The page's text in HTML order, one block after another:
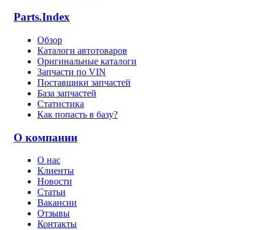
Parts.Index
Обзор
Каталоги автотоваров
Оригинальные каталоги
Запчасти по VIN
Поставщики запчастей
База запчастей
Статистика
Как попасть в базу?
О компании
О нас
Клиенты
Новости
Статьи
Вакансии
Отзывы
Контакты